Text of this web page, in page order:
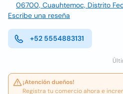
06700, Cuauhtemoc, Distrito
Escribe una reseña
+52 5554883131
¡Atención dueños!
Registra tu comercio ahora e